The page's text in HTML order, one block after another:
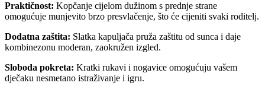
Praktičnost: Kopčanje cijelom dužinom s prednje strane
omogućuje munjevito brzo presvlačenje, što će cijeniti svaki roditelj.
Dodatna zaštita: Slatka kapuljača pruža zaštitu od sunca i daje
kombinezonu moderan, zaokružen izgled.
Sloboda pokreta: Kratki rukavi i nogavice omogućuju vašem
dječaku nesmetano istraživanje i igru.